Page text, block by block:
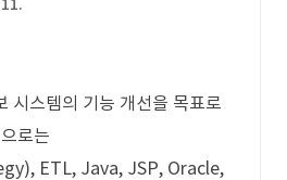
시스템의 기능 개선을 목표로
로는
ETL, Java, JSP, Oracle,